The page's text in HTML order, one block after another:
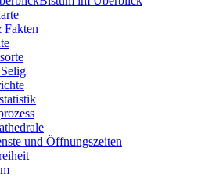
Fakten
und Öffnungszeiten